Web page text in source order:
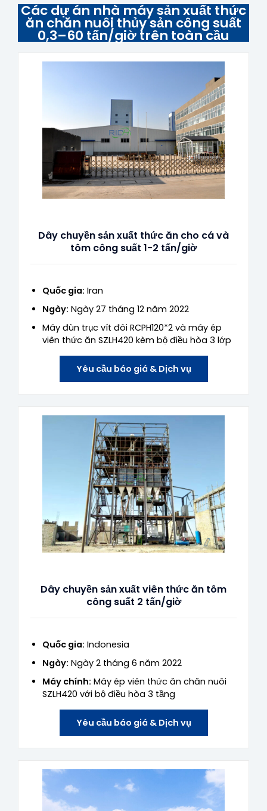
Các dự án nhà máy sản xuất thức
ăn chăn nuôi thủy sản công suất
0,3–60 tấn/giờ trên toàn cầu
Dây chuyền sản xuất thức ăn cho cá và
tôm công suất 1-2 tấn/giờ
Quốc gia: Iran
Ngày: Ngày 27 tháng 12 năm 2022
Máy đùn trục vít đôi RCPH120*2 và máy ép
viên thức ăn SZLH420 kèm bộ điều hòa 3 lớp
Yêu cầu báo giá & Dịch vụ
Dây chuyền sản xuất viên thức ăn tôm
công suất 2 tấn/giờ
Quốc gia: Indonesia
Ngày: Ngày 2 tháng 6 năm 2022
Máy chính: Máy ép viên thức ăn chăn nuôi
SZLH420 với bộ điều hòa 3 tầng
Yêu cầu báo giá & Dịch vụ